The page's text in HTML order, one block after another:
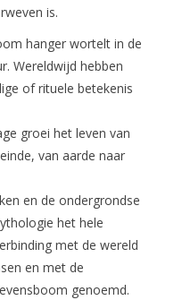
is.
hanger wortelt in de
Wereldwijd hebben
of rituele betekenis
groei het leven van
van aarde naar
en de ondergrondse
het hele
met de wereld
en met de
genoemd.